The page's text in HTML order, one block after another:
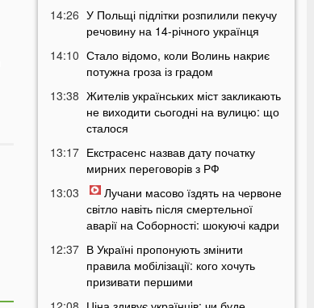
14:26 У Польщі підлітки розпилили пекучу
речовину на 14-річного українця
14:10 Стало відомо, коли Волинь накриє
потужна гроза із градом
13:38 Жителів українських міст закликають
не виходити сьогодні на вулицю: що
сталося
13:17 Екстрасенс назвав дату початку
мирних переговорів з РФ
13:03
Лучани масово їздять на червоне
світло навіть після смертельної
аварії на Соборності: шокуючі кадри
12:37 В Україні пропонують змінити
правила мобілізації: кого хочуть
призивати першими